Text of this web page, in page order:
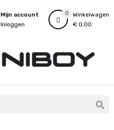
0
Winkelwagen
€ 0,00
Mijn account
Inloggen
